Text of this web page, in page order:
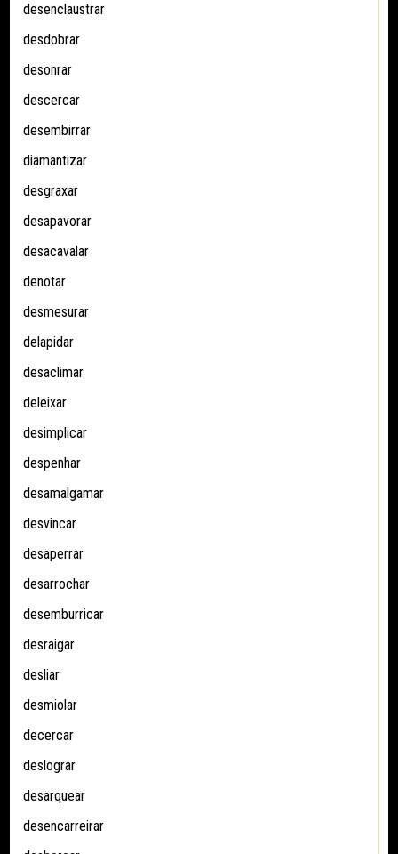
desenclaustrar
desdobrar
desonrar
descercar
desembirrar
diamantizar
desgraxar
desapavorar
desacavalar
denotar
desmesurar
delapidar
desaclimar
deleixar
desimplicar
despenhar
desamalgamar
desvincar
desaperrar
desarrochar
desemburricar
desraigar
desliar
desmiolar
decercar
deslograr
desarquear
desencarreirar